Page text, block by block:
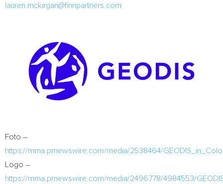
lauren.mckirgan@finnpartners.com
Foto –
https://mma.prnewswire.com/media/2538464/
Logo –
https://mma.prnewswire.com/media/2496778/4984553/